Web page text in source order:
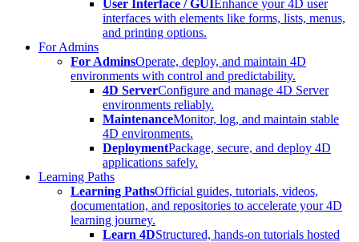
User Interface / GUIEnhance your 4D user
interfaces with elements like forms, lists, menus,
and printing options.
For Admins
For AdminsOperate, deploy, and maintain 4D
environments with control and predictability.
4D ServerConfigure and manage 4D Server
environments reliably.
MaintenanceMonitor, log, and maintain stable
4D environments.
DeploymentPackage, secure, and deploy 4D
applications safely.
Learning Paths
Learning PathsOfficial guides, tutorials, videos,
documentation, and repositories to accelerate your 4D
learning journey.
Learn 4DStructured, hands-on tutorials hosted